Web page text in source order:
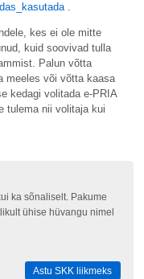
.
kes ei ole mitte
kuid soovivad tulla
Palun võtta
meeles või võtta kaasa
kedagi volitada e-PRIA
tulema nii volitaja kui
ka sõnaliselt. Pakume
ühise hüvangu nimel
Astu SKK liikmeks